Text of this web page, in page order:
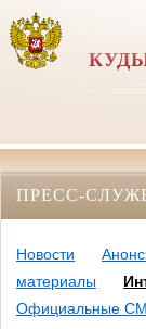
ПРЕСС-
Новости
материалы
Официальные